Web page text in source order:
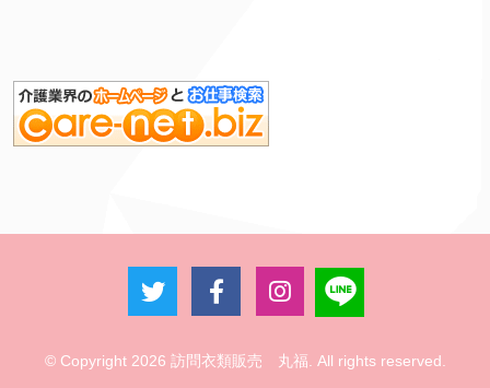
© Copyright 2026 訪問衣類販売 丸福. All rights reserved.